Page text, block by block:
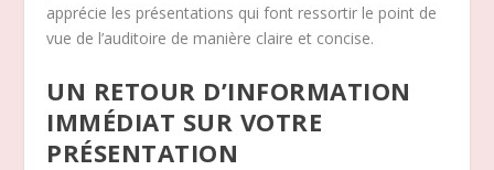
apprécie les présentations qui font ressortir le point de
vue de l’auditoire de manière claire et concise.
UN RETOUR D’INFORMATION
IMMÉDIAT SUR VOTRE
PRÉSENTATION